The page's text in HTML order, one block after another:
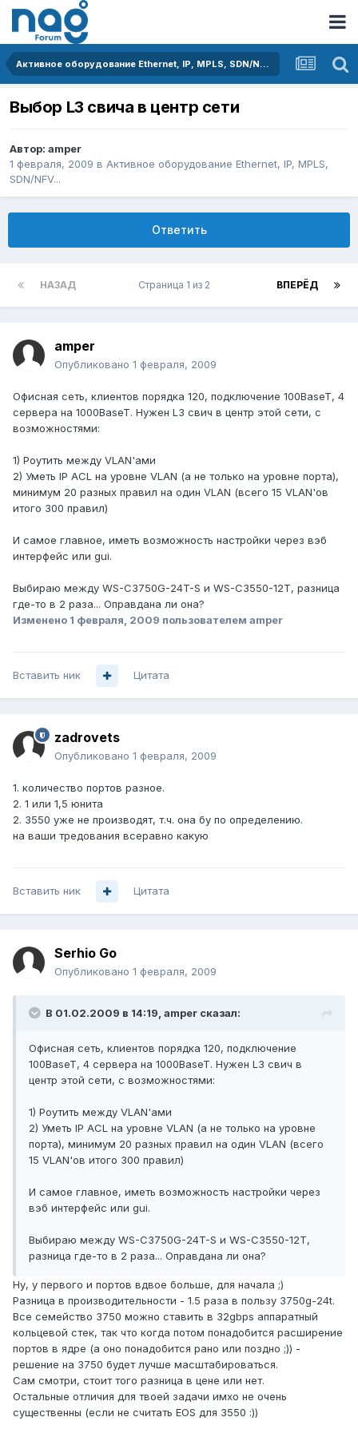
Активное оборудование Ethernet, IP, MPLS, SDN/NFV...
Выбор L3 свича в центр сети
Автор: amper
1 февраля, 2009 в Активное оборудование Ethernet, IP, MPLS,
SDN/NFV...
Ответить
НАЗАД ВПЕРЁД
Страница 1 из 2
amper
Опубликовано 1 февраля, 2009
Офисная сеть, клиентов порядка 120, подключение 100BaseT, 4
сервера нa 1000BaseT. Нужен L3 свич в центр этой сети, с
возможностями:
1) Роутить между VLAN'ами
2) Уметь IP ACL на уровне VLAN (а не только на уровне порта),
минимум 20 разных правил на один VLAN (всего 15 VLAN'ов
итого 300 правил)
И самое главное, иметь возможность настройки через вэб
интерфейс или gui.
Выбираю между WS-C3750G-24T-S и WS-C3550-12T, разница
где-то в 2 раза... Оправдана ли она?
Изменено 1 февраля, 2009 пользователем amper
Вставить ник Цитата
zadrovets
Опубликовано 1 февраля, 2009
1. количество портов разное.
2. 1 или 1,5 юнита
2. 3550 уже не производят, т.ч. она бу по определению.
на ваши тредования всеравно какую
Вставить ник Цитата
Serhio Go
Опубликовано 1 февраля, 2009
В 01.02.2009 в 14:19, amper сказал:
Офисная сеть, клиентов порядка 120, подключение
100BaseT, 4 сервера нa 1000BaseT. Нужен L3 свич в
центр этой сети, с возможностями:
1) Роутить между VLAN'ами
2) Уметь IP ACL на уровне VLAN (а не только на уровне
порта), минимум 20 разных правил на один VLAN (всего
15 VLAN'ов итого 300 правил)
И самое главное, иметь возможность настройки через
вэб интерфейс или gui.
Выбираю между WS-C3750G-24T-S и WS-C3550-12T,
разница где-то в 2 раза... Оправдана ли она?
Ну, у первого и портов вдвое больше, для начала ;)
Разница в производительности - 1.5 раза в пользу 3750g-24t.
Все семейство 3750 можно ставить в 32gbps аппаратный
кольцевой стек, так что когда потом понадобится расширение
портов в ядре (а оно понадобится рано или поздно ;)) -
решение на 3750 будет лучше масштабироваться.
Сам смотри, стоит того разница в цене или нет.
Остальные отличия для твоей задачи имхо не очень
существенны (если не считать EOS для 3550 :))